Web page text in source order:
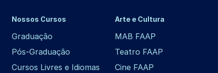
Nossos Cursos
Graduação
Pós-Graduação
Cursos Livres e Idiomas
Arte e Cultura
MAB FAAP
Teatro FAAP
Cine FAAP